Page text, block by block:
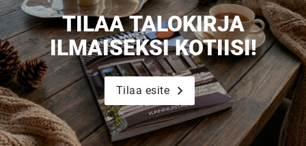
TILAA TALOKIRJA
ILMAISEKSI KOTIISI!
Tilaa esite